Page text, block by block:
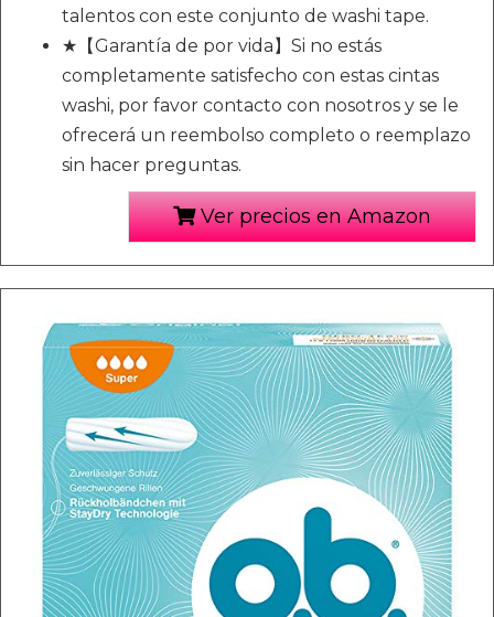
talentos con este conjunto de washi tape.
★【Garantía de por vida】Si no estás
completamente satisfecho con estas cintas
washi, por favor contacto con nosotros y se le
ofrecerá un reembolso completo o reemplazo
sin hacer preguntas.
Ver precios en Amazon